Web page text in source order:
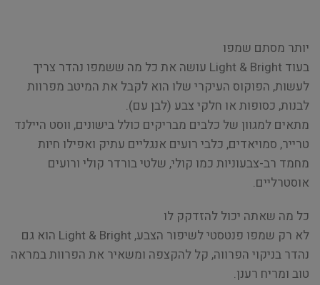
יותר מסתם שמפו
בעוד Light & Bright עושה את כל מה ששמפו נהדר צריך
לעשות, הפוקוס העיקרי שלו הוא לקבל את המיטב מפרוות
לבנות, כסופות או חלקי צבע (לבן עם).
מתאים למגוון של כלבים מבריקים כולל בישונים, ווסט היילנד
טרייר, סמויאדים, כלבי רועים אנגליים עתיק ואפילו חיות
מחמד רב-צבעוניות כמו קולי, שלטי בורדר קולי ורועים
אוסטרליים.
כל מה שאתה יכול להזדקק לו
לא רק שמפו פנטסטי לשיפור הצבע, Light & Bright הוא גם
נהדר בניקוי הפרווה, קל להקצפה ומשאיר את הפרוות במראה
טוב ומריח רענן.